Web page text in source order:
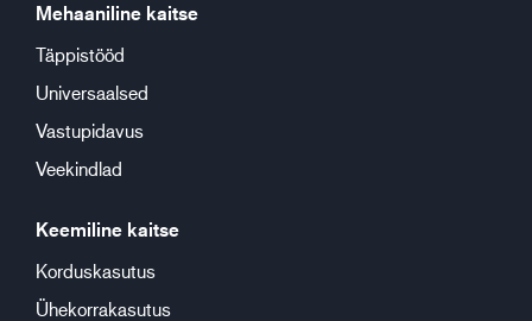
Mehaaniline kaitse
Täppistööd
Universaalsed
Vastupidavus
Veekindlad
Keemiline kaitse
Korduskasutus
Ühekorrakasutus